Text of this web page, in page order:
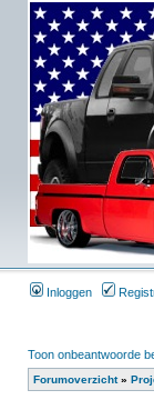
Inloggen
Toon onbeantwoorde
Forumoverzicht»